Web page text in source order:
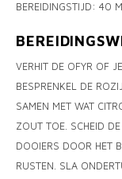
BEREIDINGSTIJD: 40
VERHIT DE OFYR OF
BESPRENKEL DE
SAMEN MET WAT
ZOUT TOE. SCHEID
DOOIERS DOOR HET
RUSTEN. SLA